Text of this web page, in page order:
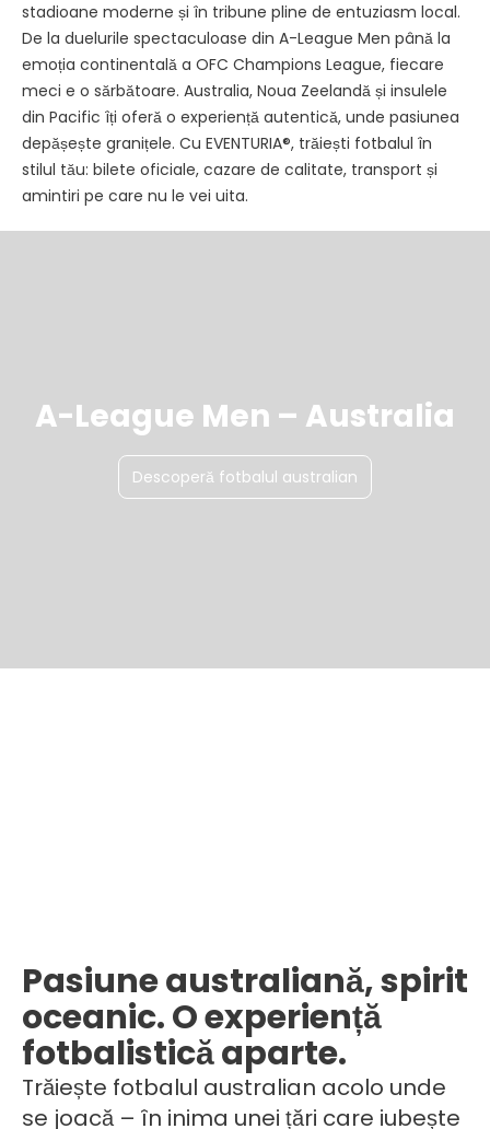
stadioane moderne și în tribune pline de entuziasm local.
De la duelurile spectaculoase din A-League Men până la
emoția continentală a OFC Champions League, fiecare
meci e o sărbătoare. Australia, Noua Zeelandă și insulele
din Pacific îți oferă o experiență autentică, unde pasiunea
depășește granițele. Cu EVENTURIA®, trăiești fotbalul în
stilul tău: bilete oficiale, cazare de calitate, transport și
amintiri pe care nu le vei uita.
A-League Men – Australia
Descoperă fotbalul australian
Pasiune australiană, spirit
oceanic. O experiență
fotbalistică aparte.
Trăiește fotbalul australian acolo unde
se joacă – în inima unei țări care iubește